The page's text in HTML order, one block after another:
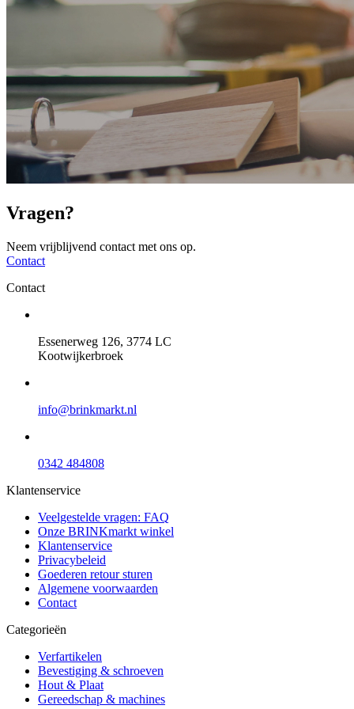
Vragen?
Neem vrijblijvend contact met ons op.
Contact
Contact
Essenerweg 126, 3774 LC
Kootwijkerbroek
info@brinkmarkt.nl
0342 484808
Klantenservice
Veelgestelde vragen: FAQ
Onze BRINKmarkt winkel
Klantenservice
Privacybeleid
Goederen retour sturen
Algemene voorwaarden
Contact
Categorieën
Verfartikelen
Bevestiging & schroeven
Hout & Plaat
Gereedschap & machines